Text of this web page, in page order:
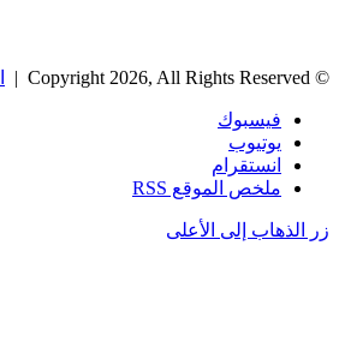
© Copyright 2026, All Rights Reserved |
فيسبوك
يوتيوب
انستقرام
ملخص الموقع RSS
زر الذهاب إلى الأعلى